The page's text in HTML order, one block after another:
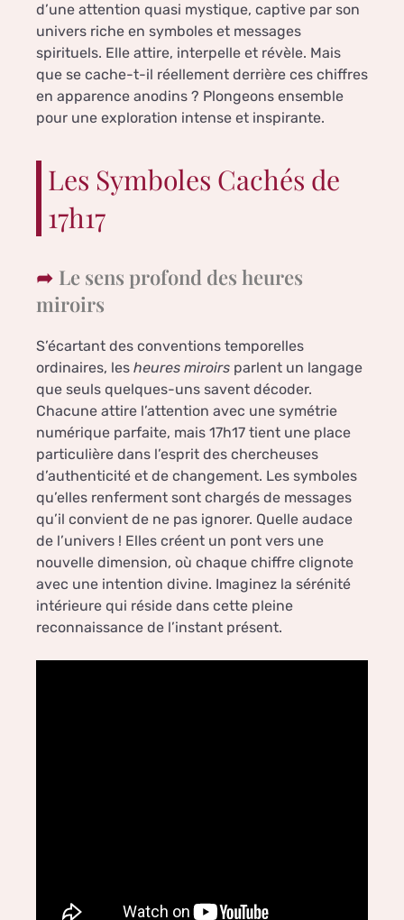
d’une attention quasi mystique, captive par son
univers riche en symboles et messages
spirituels. Elle attire, interpelle et révèle. Mais
que se cache-t-il réellement derrière ces chiffres
en apparence anodins ? Plongeons ensemble
pour une exploration intense et inspirante.
Les Symboles Cachés de
17h17
Le sens profond des heures
miroirs
S’écartant des conventions temporelles
ordinaires, les heures miroirs parlent un langage
que seuls quelques-uns savent décoder.
Chacune attire l’attention avec une symétrie
numérique parfaite, mais 17h17 tient une place
particulière dans l’esprit des chercheuses
d’authenticité et de changement. Les symboles
qu’elles renferment sont chargés de messages
qu’il convient de ne pas ignorer. Quelle audace
de l’univers ! Elles créent un pont vers une
nouvelle dimension, où chaque chiffre clignote
avec une intention divine. Imaginez la sérénité
intérieure qui réside dans cette pleine
reconnaissance de l’instant présent.